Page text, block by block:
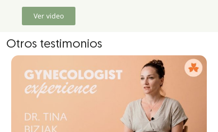
Ver video
Otros testimonios